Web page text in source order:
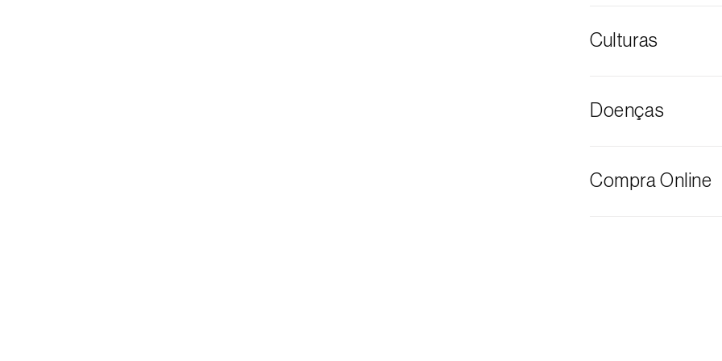
Culturas
Milho
Doenças
Compra Online